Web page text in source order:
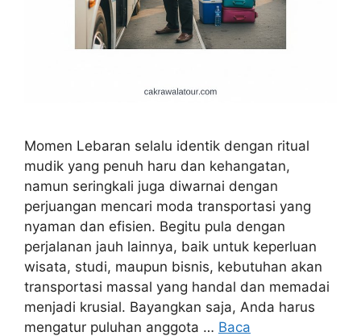
Momen Lebaran selalu identik dengan ritual
mudik yang penuh haru dan kehangatan,
namun seringkali juga diwarnai dengan
perjuangan mencari moda transportasi yang
nyaman dan efisien. Begitu pula dengan
perjalanan jauh lainnya, baik untuk keperluan
wisata, studi, maupun bisnis, kebutuhan akan
transportasi massal yang handal dan memadai
menjadi krusial. Bayangkan saja, Anda harus
mengatur puluhan anggota … Baca